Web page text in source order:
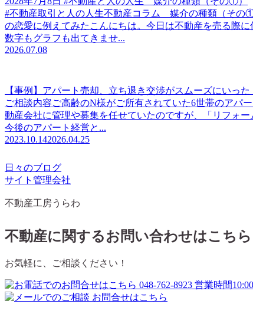
#不動産取引と人の人生不動産コラム 媒介の種類（その
の恋愛に例えてみたこんにちは。今日は不動産を売る際
数字もグラフも出てきませ...
2026.07.08
【事例】アパート売却、立ち退き交渉がスムーズにいった
ご相談内容ご高齢のN様がご所有されていた6世帯のアパ
動産会社に管理や募集を任せていたのですが、「リフォ
今後のアパート経営と...
2023.10.142026.04.25
日々のブログ
サイト管理会社
不動産工房うらわ
不動産に関するお問い合わせはこちら
お気軽に、ご相談ください！